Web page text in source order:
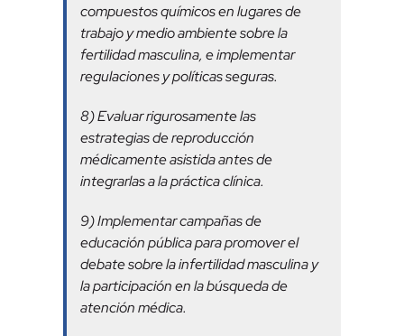
compuestos químicos en lugares de
trabajo y medio ambiente sobre la
fertilidad masculina, e implementar
regulaciones y políticas seguras.
8) Evaluar rigurosamente las
estrategias de reproducción
médicamente asistida antes de
integrarlas a la práctica clínica.
9) Implementar campañas de
educación pública para promover el
debate sobre la infertilidad masculina y
la participación en la búsqueda de
atención médica.